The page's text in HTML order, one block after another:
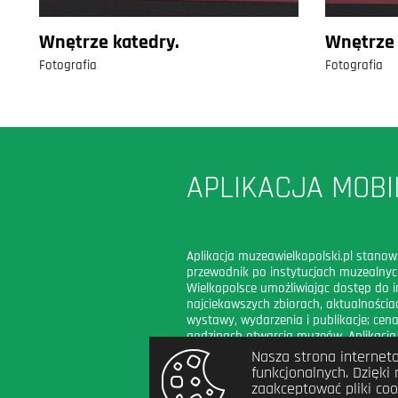
Wnętrze katedry.
Fotografia Fotografia
APLIKACJA
Aplikacja muzeawielkopolski.pl
przewodnik po instytucjach
Wielkopolsce umożliwiając dostęp do
najciekawszych zbiorach,
wystawy, wydarzenia i publikacje;
godzinach otwarcia muzeów.
funkcję mapy ułatwiającej dojazd do
muzeum.
Nasza strona
funkcjonalnych.
zaakceptować pliki